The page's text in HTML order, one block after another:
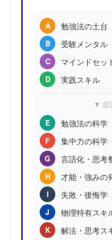
A 勉強法の土台
B 受験メンタル
C マインドセッ
D 実践スキル
▼ 拡
E
勉強法の科学
F 集中力の科学
G 言語化・思考
H 才能・強みの
I 失敗・後悔学
J 物理特有スキ
K 解法・思考ス